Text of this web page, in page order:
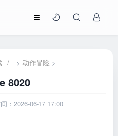
/ >动作冒险 >
8020
：2026-06-17 17:00